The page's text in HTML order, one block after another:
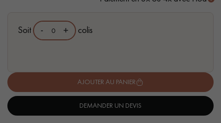
Demandez un rendez-vous personnalisé
Obtenez un devis gratuit !
Soit - + colis
AJOUTER AU PANIER
DEMANDER UN DEVIS